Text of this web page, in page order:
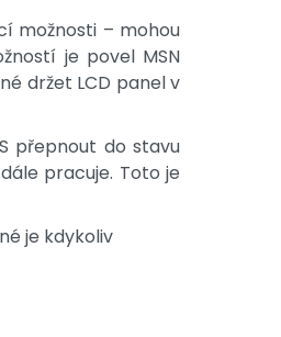
možnosti – mohou
je povel MSN
držet LCD panel v
přepnout do stavu
pracuje. Toto je
je kdykoliv